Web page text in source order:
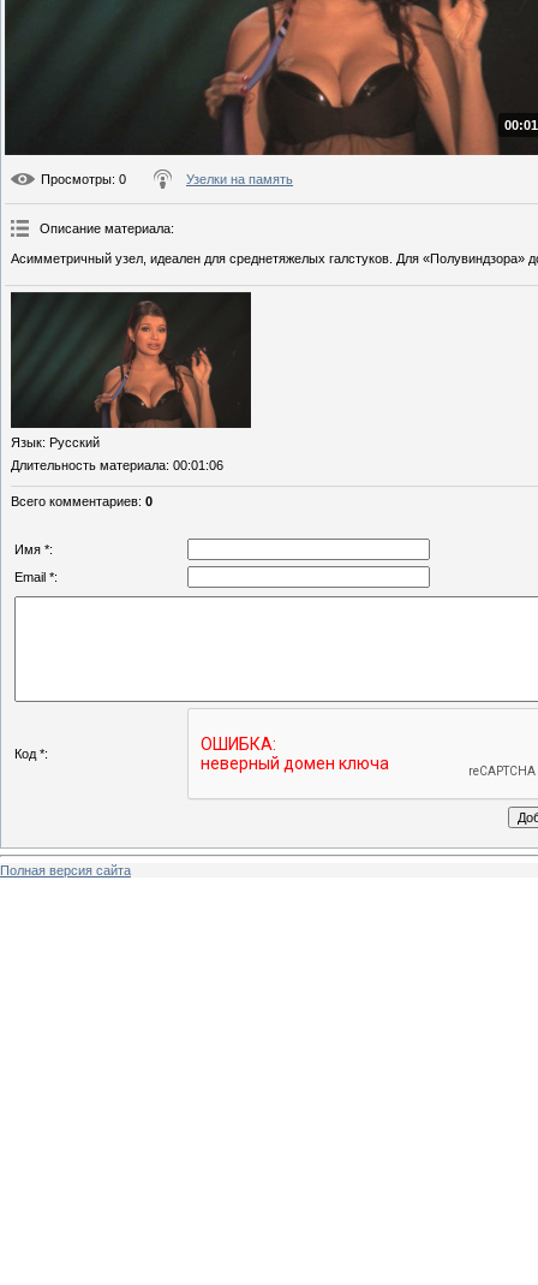
Просмотры: 0 Узелки на память
Описание материала:
Асимметричный узел, идеален для среднетяжелых галстуков. Для «Полувиндзора»
Язык: Русский
Длительность материала: 00:01:06
Всего комментариев: 0
Имя *:
Email *:
Код *:
Полная версия сайта